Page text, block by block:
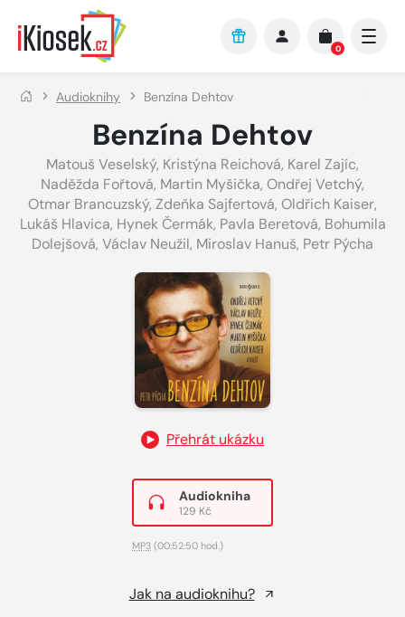
Přejít na hlavní obsah
0
Audioknihy Benzína Dehtov
Benzína Dehtov
Matouš Veselský, Kristýna Reichová, Karel Zajíc,
Naděžda Fořtová, Martin Myšička, Ondřej Vetchý,
Otmar Brancuzský, Zdeňka Sajfertová, Oldřich Kaiser,
Lukáš Hlavica, Hynek Čermák, Pavla Beretová, Bohumila
Dolejšová, Václav Neužil, Miroslav Hanuš, Petr Pýcha
Přehrát ukázku
Audiokniha
129 Kč
MP3 (00:52:50 hod.)
Jak na audioknihu?